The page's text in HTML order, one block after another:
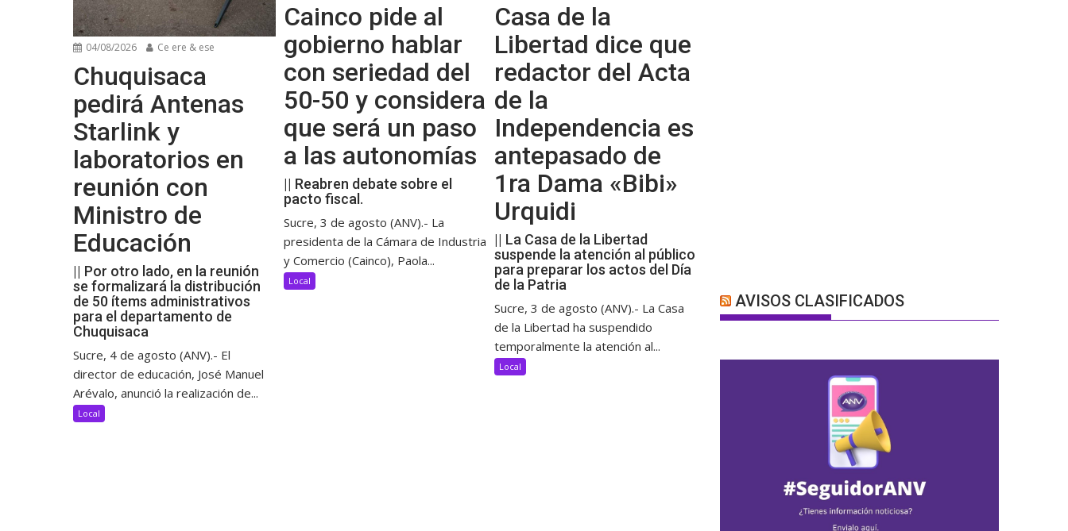
04/08/2026 Ce ere & ese
Chuquisaca
pedirá Antenas
Starlink y
laboratorios en
reunión con
Ministro de
Educación
|| Por otro lado, en la reunión
se formalizará la distribución
de 50 ítems administrativos
para el departamento de
Chuquisaca
Sucre, 4 de agosto (ANV).- El
director de educación, José Manuel
Arévalo, anunció la realización de...
Local
Cainco pide al
gobierno hablar
con seriedad del
50-50 y considera
que será un paso
a las autonomías
|| Reabren debate sobre el
pacto fiscal.
Sucre, 3 de agosto (ANV).- La
presidenta de la Cámara de Industria
y Comercio (Cainco), Paola...
Local
Casa de la
Libertad dice que
redactor del Acta
de la
Independencia es
antepasado de
1ra Dama «Bibi»
Urquidi
|| La Casa de la Libertad
suspende la atención al público
para preparar los actos del Día
de la Patria
Sucre, 3 de agosto (ANV).- La Casa
de la Libertad ha suspendido
temporalmente la atención al...
Local
AVISOS CLASIFICADOS